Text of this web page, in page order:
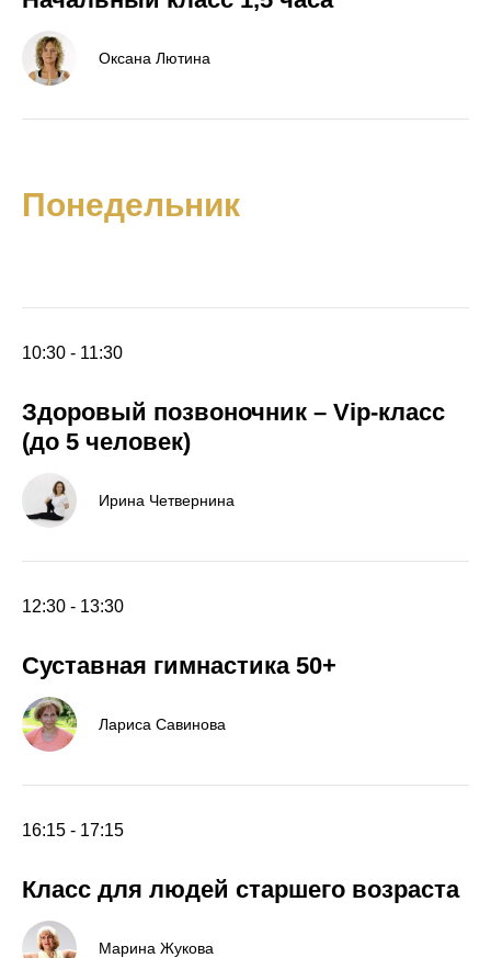
Оксана Лютина
Понедельник
10:30 - 11:30
Здоровый позвоночник – Vip-класс
(до 5 человек)
Ирина Четвернина
12:30 - 13:30
Суставная гимнастика 50+
Лариса Савинова
16:15 - 17:15
Класс для людей старшего возраста
Марина Жукова